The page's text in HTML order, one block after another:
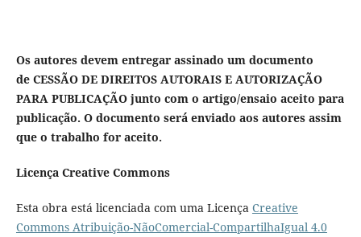
Os autores devem entregar assinado um documento
de CESSÃO DE DIREITOS AUTORAIS E AUTORIZAÇÃO
PARA PUBLICAÇÃO junto com o artigo/ensaio aceito para
publicação. O documento será enviado aos autores assim
que o trabalho for aceito.
Licença Creative Commons
Esta obra está licenciada com uma Licença Creative
Commons Atribuição-NãoComercial-CompartilhaIgual 4.0